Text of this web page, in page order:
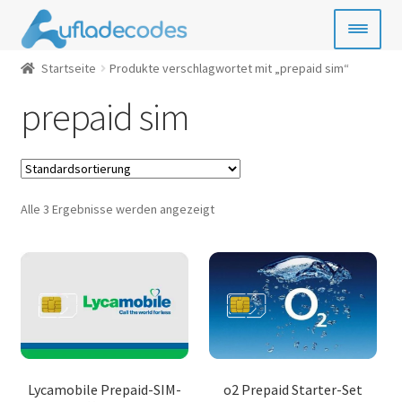
Zur
Navigation
springen
Zum
Inhalt
springen
Handy-Guthaben
Bezahlkarten
Geschenkkarten
Gamecards
Entertainment
SIM- & Kreditkarten
News
Startseite Produkte verschlagwortet mit „prepaid sim“
prepaid sim
Alle 3 Ergebnisse werden angezeigt
Lycamobile Prepaid-SIM-
o2 Prepaid Starter-Set